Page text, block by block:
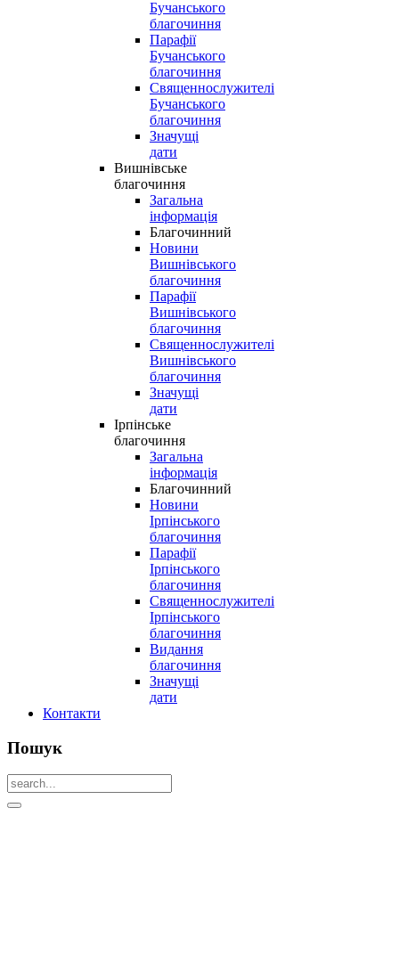
Бучанського
благочиння
Парафії
Бучанського
благочиння
Священнослужителі
Бучанського
благочиння
Значущі
дати
Вишнівське
благочиння
Загальна
інформація
Благочинний
Новини
Вишнівського
благочиння
Парафії
Вишнівського
благочиння
Священнослужителі
Вишнівського
благочиння
Значущі
дати
Ірпінське
благочиння
Загальна
інформація
Благочинний
Новини
Ірпінського
благочиння
Парафії
Ірпінського
благочиння
Священнослужителі
Ірпінського
благочиння
Видання
благочиння
Значущі
дати
Контакти
Пошук